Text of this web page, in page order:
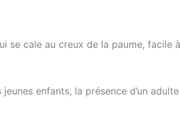
cale au creux de la paume, facile
enfants, la présence d’un